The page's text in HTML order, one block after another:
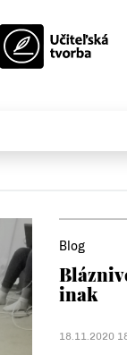
Blog
inak
18.11.2020